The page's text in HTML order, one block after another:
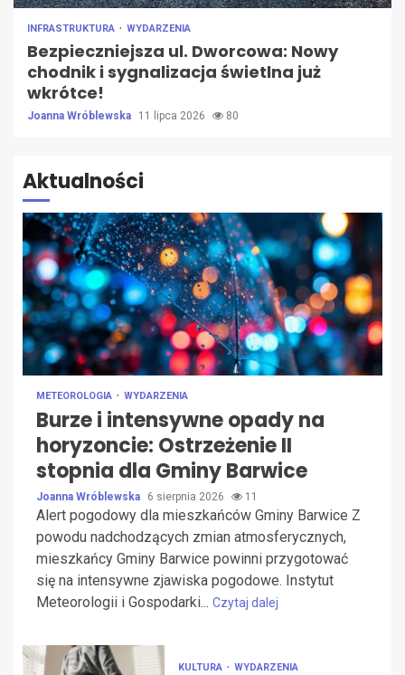
INFRASTRUKTURA WYDARZENIA
Bezpieczniejsza ul. Dworcowa: Nowy
chodnik i sygnalizacja świetlna już
wkrótce!
Joanna Wróblewska 11 lipca 2026 80
Aktualności
METEOROLOGIA WYDARZENIA
Burze i intensywne opady na
horyzoncie: Ostrzeżenie II
stopnia dla Gminy Barwice
Joanna Wróblewska 6 sierpnia 2026 11
Alert pogodowy dla mieszkańców Gminy Barwice Z
powodu nadchodzących zmian atmosferycznych,
mieszkańcy Gminy Barwice powinni przygotować
się na intensywne zjawiska pogodowe. Instytut
Meteorologii i Gospodarki... Czytaj dalej
KULTURA WYDARZENIA